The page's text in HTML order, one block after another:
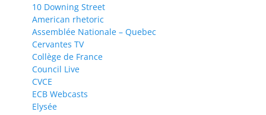
10 Downing Street
American rhetoric
Assemblée Nationale – Quebec
Cervantes TV
Collège de France
Council Live
CVCE
ECB Webcasts
Elysée